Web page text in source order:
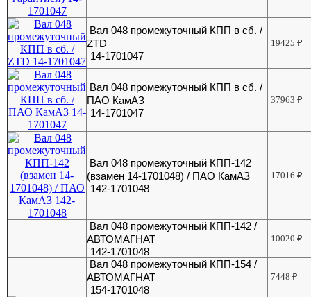
Вал 048 промежуточный КПП в сб. /
ZTD
14-1701047
19425₽
Вал 048 промежуточный КПП в сб. /
ПАО КамАЗ
14-1701047
37963₽
Вал 048 промежуточный КПП-142
(взамен 14-1701048) / ПАО КамАЗ
142-1701048
17016₽
Вал 048 промежуточный КПП-142 /
АВТОМАГНАТ
142-1701048
10020₽
Вал 048 промежуточный КПП-154 /
АВТОМАГНАТ
154-1701048
7448₽